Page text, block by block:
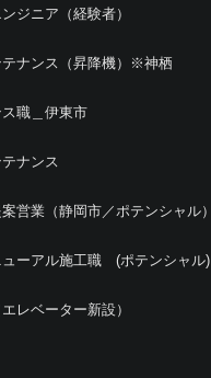
ジニア（経験者）
テナンス（昇降機）※神栖
ス職＿伊東市
テナンス
営業（静岡市／ポテンシャル）
ーアル施工職 (ポテンシャル)
レベーター新設）